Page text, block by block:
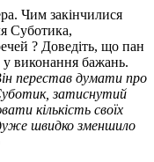
Чим закінчилися
Суботика,
? Доведіть, що пан
виконання бажань.
перестав думати про
затиснутий
кількість своїх
швидко зменшило